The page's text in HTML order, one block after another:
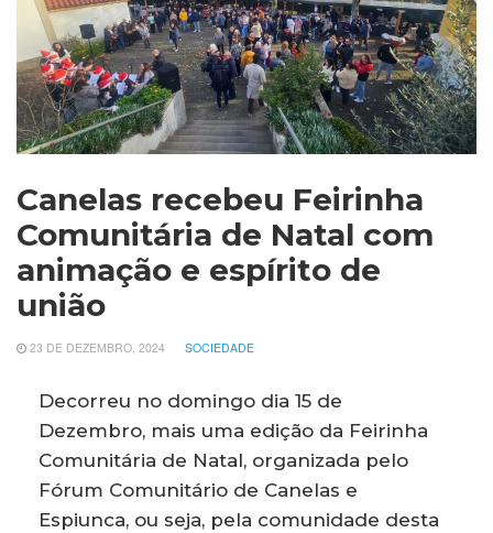
Canelas recebeu Feirinha
Comunitária de Natal com
animação e espírito de
união
23 DE DEZEMBRO, 2024 SOCIEDADE
Decorreu no domingo dia 15 de
Dezembro, mais uma edição da Feirinha
Comunitária de Natal, organizada pelo
Fórum Comunitário de Canelas e
Espiunca, ou seja, pela comunidade desta